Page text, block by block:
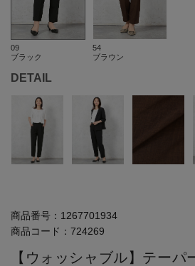
09
ブラック
54
ブラウン
DETAIL
商品番号： 1267701934
商品コード： 724269
【ウォッシャブル】テーパ